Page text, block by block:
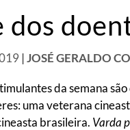
dos
| JOSÉ GERALDO
da semana
uma veterana
brasileira. Varda